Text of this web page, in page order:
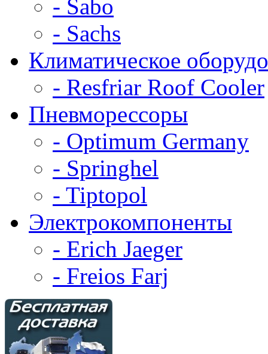
- Sabo
- Sachs
Климатическое
- Resfriar Roof Cooler
Пневморессоры
- Optimum Germany
- Springhel
- Tiptopol
Электрокомпоненты
- Erich Jaeger
- Freios Farj